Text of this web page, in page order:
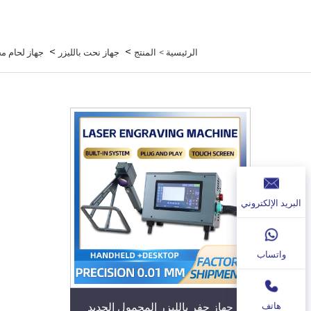
الرئيسية > المنتج > جهاز نحت بالليزر > جهاز لحام
جهاز حفر بالليزر المحمول الجديد
البريد الإلكتروني
واتساب
هاتف